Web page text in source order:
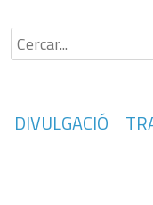
DIVULGACIÓ